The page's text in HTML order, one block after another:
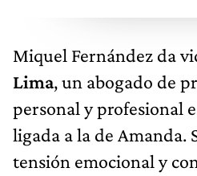
Miquel Fernández da
Lima, un abogado de
personal y profesional
ligada a la de Amanda.
tensión emocional y